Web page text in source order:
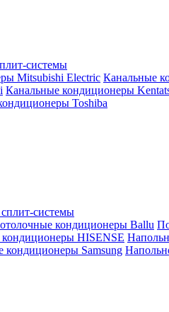
системы
Mitsubishi Electric Канальные
Канальные кондиционеры
Toshiba
системы
кондиционеры Ballu
HISENSE
кондиционеры Samsung